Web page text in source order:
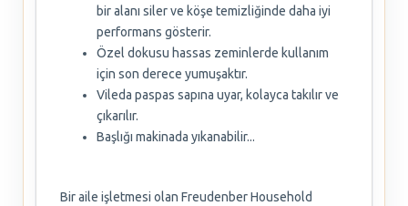
bir alanı siler ve köşe temizliğinde daha iyi
performans gösterir.
Özel dokusu hassas zeminlerde kullanım
için son derece yumuşaktır.
Vileda paspas sapına uyar, kolayca takılır ve
çıkarılır.
Başlığı makinada yıkanabilir...
Bir aile işletmesi olan Freudenber Household